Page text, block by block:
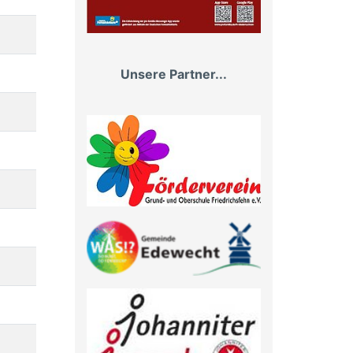
Unsere Partner...